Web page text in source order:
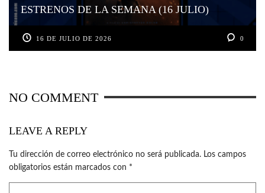
ESTRENOS DE LA SEMANA (16 JULIO)
16 DE JULIO DE 2026 0
NO COMMENT
LEAVE A REPLY
Tu dirección de correo electrónico no será publicada. Los campos
obligatorios están marcados con *